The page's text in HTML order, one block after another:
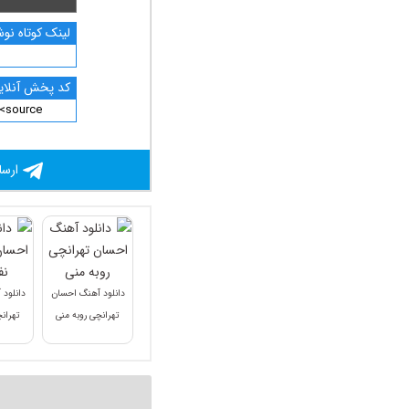
لینک کوتاه
کد پخش
دانلود آهنگ احسان
تهرانچی روبه منی